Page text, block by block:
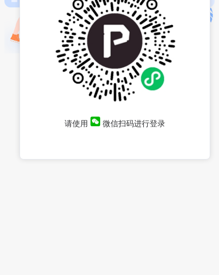
请使用 微信扫码进行登录